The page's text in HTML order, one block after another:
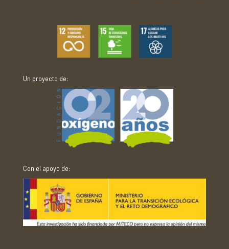
Un proyecto de:
Con el apoyo de: